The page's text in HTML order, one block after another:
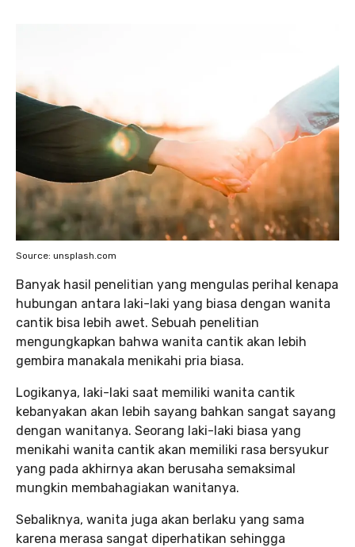
Source: unsplash.com
Banyak hasil penelitian yang mengulas perihal kenapa
hubungan antara laki-laki yang biasa dengan wanita
cantik bisa lebih awet. Sebuah penelitian
mengungkapkan bahwa wanita cantik akan lebih
gembira manakala menikahi pria biasa.
Logikanya, laki-laki saat memiliki wanita cantik
kebanyakan akan lebih sayang bahkan sangat sayang
dengan wanitanya. Seorang laki-laki biasa yang
menikahi wanita cantik akan memiliki rasa bersyukur
yang pada akhirnya akan berusaha semaksimal
mungkin membahagiakan wanitanya.
Sebaliknya, wanita juga akan berlaku yang sama
karena merasa sangat diperhatikan sehingga